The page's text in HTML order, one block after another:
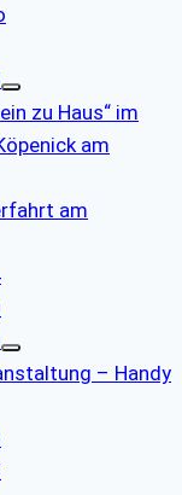
zu Haus“ im
am
am
– Handy